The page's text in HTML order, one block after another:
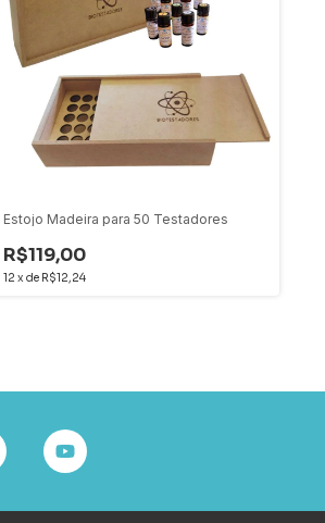
Estojo Madeira para 50 Testadores
R$119,00
12 x de R$12,24